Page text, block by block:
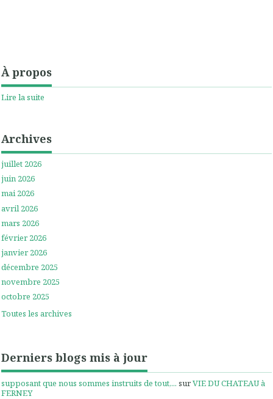
À propos
Lire la suite
Archives
juillet 2026
juin 2026
mai 2026
avril 2026
mars 2026
février 2026
janvier 2026
décembre 2025
novembre 2025
octobre 2025
Toutes les archives
Derniers blogs mis à jour
supposant que nous sommes instruits de tout,... surVIE DU CHATEAU à
FERNEY